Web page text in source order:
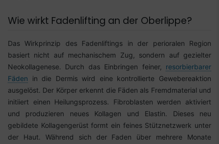
Wie wirkt Fadenlifting an der Oberlippe?
Das Wirkprinzip des Fadenliftings in der perioralen Region
basiert nicht auf mechanischem Zug, sondern auf gezielter
Neokollagenese. Durch das Einbringen feiner, resorbierbarer
Fäden in die Dermis wird eine kontrollierte Gewebereaktion
ausgelöst. Der Körper erkennt die Fäden als Fremdmaterial und
initiiert einen Heilungsprozess. Fibroblasten werden aktiviert
und produzieren neues Kollagen und Elastin. Dieses neu
gebildete Kollagengerüst formt ein feines Stütznetzwerk unter
der Haut. Während sich der Faden über mehrere Monate